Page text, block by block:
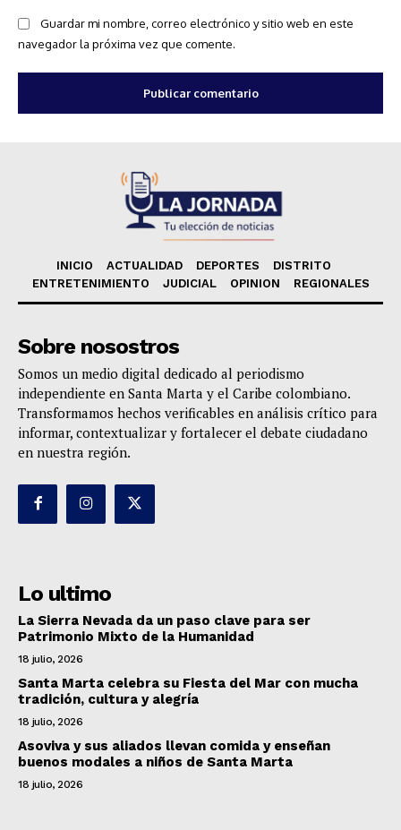
Guardar mi nombre, correo electrónico y sitio web en este
navegador la próxima vez que comente.
INICIO ACTUALIDAD DEPORTES
DISTRITO
ENTRETENIMIENTO
JUDICIAL OPINION REGIONALES
Sobre nosostros
Somos un medio digital dedicado al periodismo
independiente en Santa Marta y el Caribe colombiano.
Transformamos hechos verificables en análisis crítico para
informar, contextualizar y fortalecer el debate ciudadano
en nuestra región.
Lo ultimo
La Sierra Nevada da un paso clave para ser
Patrimonio Mixto de la Humanidad
18 julio, 2026
Santa Marta celebra su Fiesta del Mar con mucha
tradición, cultura y alegría
18 julio, 2026
Asoviva y sus aliados llevan comida y enseñan
buenos modales a niños de Santa Marta
18 julio, 2026